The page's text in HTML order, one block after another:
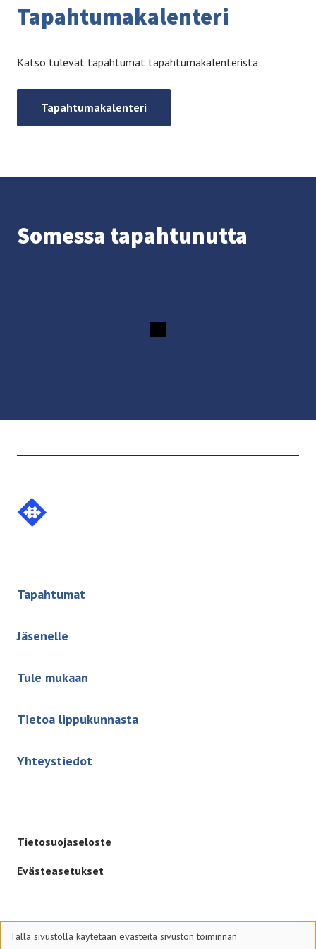
Ta­pah­tu­ma­ka­len­te­ri
Katso tulevat tapahtumat tapahtumakalenterista
Tapahtumakalenteri
So­mes­sa ta­pah­tu­nut­ta
Etusivulle -
Tapahtumat
Jäsenelle
Tule mukaan
Tietoa lippukunnasta
Yhteystiedot
Tietosuojaseloste
Evästeasetukset
Tällä sivustolla käytetään evästeitä sivuston toiminnan